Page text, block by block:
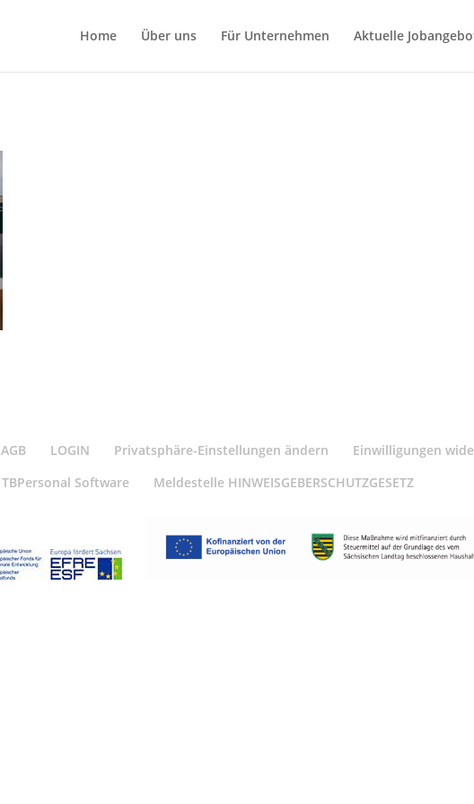
Home Über uns Für Unternehmen Aktuelle
AGB LOGIN Privatsphäre-Einstellungen ändern
Einwilligungen
TBPersonal Software Meldestelle HINWEISGEBERSCHUTZGESETZ